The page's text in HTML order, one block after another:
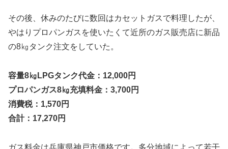
その後、休みのたびに数回はカセットガスで料理したが、
やはりプロパンガスを使いたくて近所のガス販売店に新品
の8㎏タンク注文をしていた。
容量8㎏LPGタンク代金：12,000円
プロパンガス8㎏充填料金：3,700円
消費税：1,570円
合計：17,270円
ガス料金は兵庫県神戸市価格です。多分地域によって若干